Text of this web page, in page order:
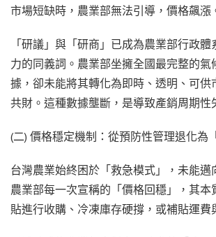
市場短缺時，農業部無法引導，價格飆漲
「研議」與「研商」已成為農業部行政
力的同義詞。農業部坐擁全國最完整的氣
據，卻未能將其轉化為即時、透明、可供
共財。這種數據壟斷，是導致產銷周期性
(二) 價格穩定機制：從預防性管理退化為
台灣農業始終困於「救急模式」，未能邁
農業部每一次宣稱的「價格回穩」，其本
貼進行收購、冷凍庫存硬撐，或補貼運費